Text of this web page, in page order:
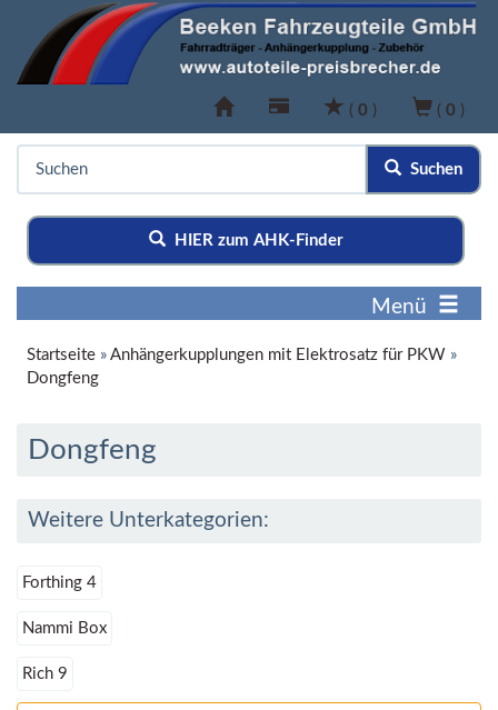
( 0 ) ( 0 )
Suchen
HIER zum AHK-Finder
Menü
Startseite » Anhängerkupplungen mit Elektrosatz für PKW »
Dongfeng
Dongfeng
Weitere Unterkategorien:
Forthing 4
Nammi Box
Rich 9